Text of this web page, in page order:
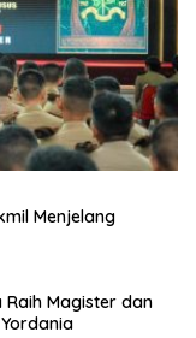
Menjelang
Raih Magister dan